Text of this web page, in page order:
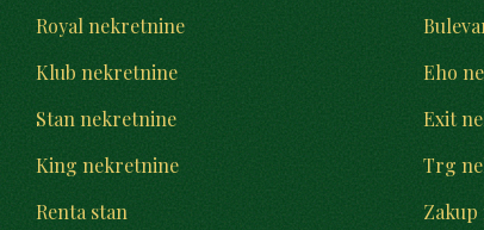
Royal nekretnine
Klub nekretnine
Eho
Stan nekretnine
Exit
King nekretnine
Trg
Renta stan